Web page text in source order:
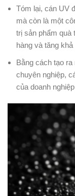
Tóm lại, cán UV
mà còn là một
trị sản phẩm quà
hàng và tăng
Bằng cách tạo
chuyên nghiệp,
của doanh